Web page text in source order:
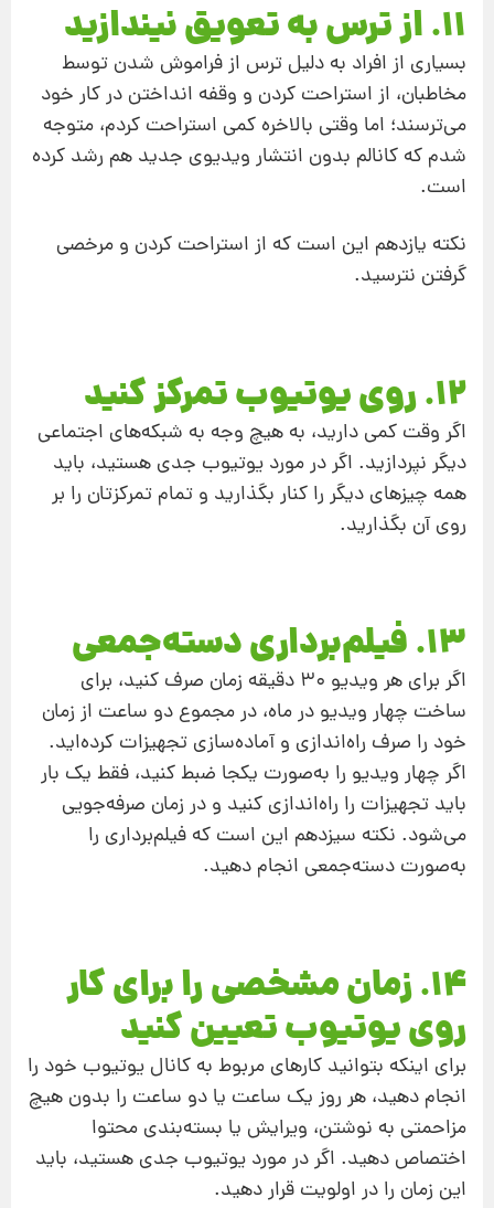
11. از ترس به تعویق نیندازید
بسیاری از افراد به دلیل ترس از فراموش شدن توسط
مخاطبان، از استراحت کردن و وقفه انداختن در کار خود
می‌ترسند؛ اما وقتی بالاخره کمی استراحت کردم، متوجه
شدم که کانالم بدون انتشار ویدیوی جدید هم رشد کرده
است.
نکته یازدهم این است که از استراحت کردن و مرخصی
گرفتن نترسید.
12. روی یوتیوب تمرکز کنید
اگر وقت کمی دارید، به هیچ وجه به شبکه‌های اجتماعی
دیگر نپردازید. اگر در مورد یوتیوب جدی هستید، باید
همه چیزهای دیگر را کنار بگذارید و تمام تمرکزتان را بر
روی آن بگذارید.
13. فیلم‌برداری دسته‌جمعی
اگر برای هر ویدیو 30 دقیقه زمان صرف کنید، برای
ساخت چهار ویدیو در ماه، در مجموع دو ساعت از زمان
خود را صرف راه‌اندازی و آماده‌سازی تجهیزات کرده‌اید.
اگر چهار ویدیو را به‌صورت یکجا ضبط کنید، فقط یک بار
باید تجهیزات را راه‌اندازی کنید و در زمان صرفه‌جویی
می‌شود. نکته سیزدهم این است که فیلم‌برداری را
به‌صورت دسته‌جمعی انجام دهید.
14. زمان مشخصی را برای کار
روی یوتیوب تعیین کنید
برای اینکه بتوانید کارهای مربوط به کانال یوتیوب خود را
انجام دهید، هر روز یک ساعت یا دو ساعت را بدون هیچ
مزاحمتی به نوشتن، ویرایش یا بسته‌بندی محتوا
اختصاص دهید. اگر در مورد یوتیوب جدی هستید، باید
این زمان را در اولویت قرار دهید.